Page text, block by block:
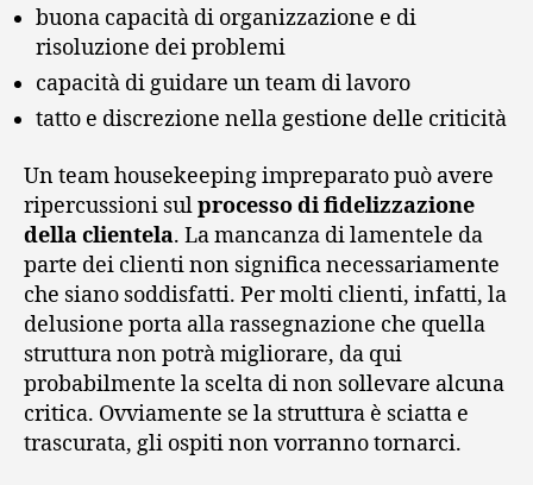
buona capacità di organizzazione e di
risoluzione dei problemi
capacità di guidare un team di lavoro
tatto e discrezione nella gestione delle criticità
Un team housekeeping impreparato può avere
ripercussioni sulprocesso di fidelizzazione
della clientela. La mancanza di lamentele da
parte dei clienti non significa necessariamente
che siano soddisfatti. Per molti clienti, infatti, la
delusione porta alla rassegnazione che quella
struttura non potrà migliorare, da qui
probabilmente la scelta di non sollevare alcuna
critica. Ovviamente se la struttura è sciatta e
trascurata, gli ospiti non vorranno tornarci.